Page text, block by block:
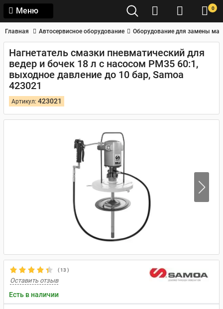
Меню 0
Главная Автосервисное оборудование Оборудование для замены
Нагнетатель смазки пневматический для
ведер и бочек 18 л с насосом РМ35 60:1,
выходное давление до 10 бар, Samoa
423021
Артикул: 423021
(13 )
Оставить отзыв
Есть в наличии